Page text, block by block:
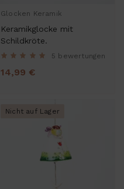
Glocken Keramik
Keramikglocke mit
Schildkröte.
5 bewertungen
14,99 €
Nicht auf Lager